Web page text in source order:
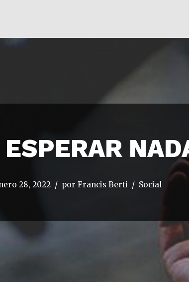
28, 2022 por Francis Berti Social